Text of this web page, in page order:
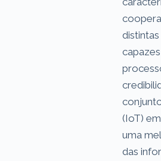
(IoT)
uma
das